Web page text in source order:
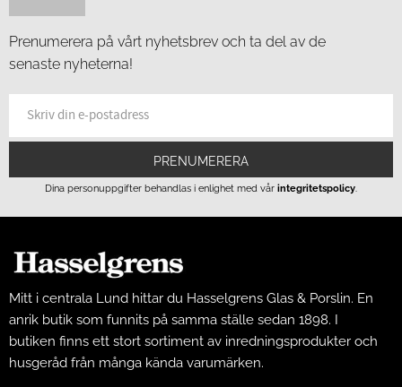
Prenumerera på vårt nyhetsbrev och ta del av de
senaste nyheterna!
PRENUMERERA
Dina personuppgifter behandlas i enlighet med vår integritetspolicy.
Mitt i centrala Lund hittar du Hasselgrens Glas & Porslin. En
anrik butik som funnits på samma ställe sedan 1898. I
butiken finns ett stort sortiment av inredningsprodukter och
husgeråd från många kända varumärken.